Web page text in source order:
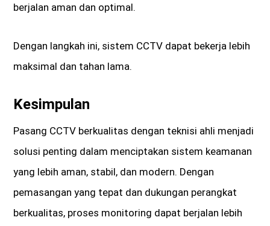
berjalan aman dan optimal.
Dengan langkah ini, sistem CCTV dapat bekerja lebih
maksimal dan tahan lama.
Kesimpulan
Pasang CCTV berkualitas dengan teknisi ahli menjadi
solusi penting dalam menciptakan sistem keamanan
yang lebih aman, stabil, dan modern. Dengan
pemasangan yang tepat dan dukungan perangkat
berkualitas, proses monitoring dapat berjalan lebih